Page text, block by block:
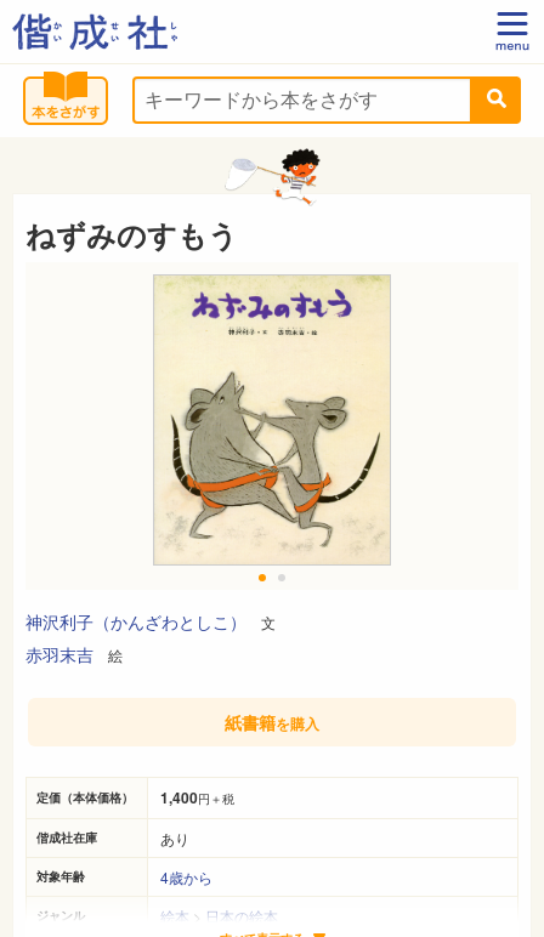
ねずみのすもう
神沢利子（かんざわとしこ） 文
赤羽末吉 絵
定価（本体価格） 1,400円＋税
偕成社在庫 あり
対象年齢 4歳から
ジャンル 絵本 > 日本の絵本
紙書籍を購入